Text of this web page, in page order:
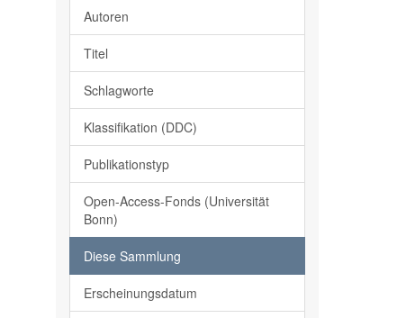
Autoren
Titel
Schlagworte
Klassifikation (DDC)
Publikationstyp
Open-Access-Fonds (Universität
Bonn)
Diese Sammlung
Erscheinungsdatum